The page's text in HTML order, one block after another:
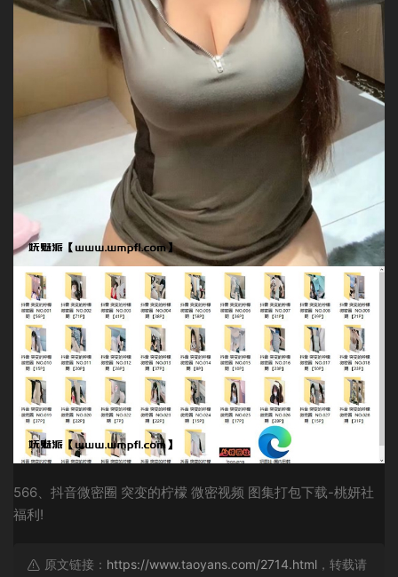
566、抖音微密圈 突变的柠檬 微密视频 图集打包下载-桃妍社
福利!
原文链接： https://www.taoyans.com/2714.html ，转载请